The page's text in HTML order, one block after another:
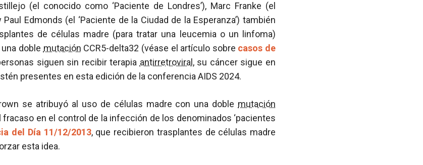
(el conocido como ‘Paciente de Londres’), Marc Franke (el
Paul Edmonds (el ‘Paciente de la Ciudad de la Esperanza’) también
de células madre (para tratar una leucemia o un linfoma)
doble mutación CCR5-delta32 (véase el artículo sobre casos de
siguen sin recibir terapia antirretroviral , su cáncer sigue en
presentes en esta edición de la conferencia AIDS 2024.
se atribuyó al uso de células madre con una doble mutación
fracaso en el control de la infección de los denominados ‘pacientes
del Día 11/12/2013, que recibieron trasplantes de células madre
esta idea.